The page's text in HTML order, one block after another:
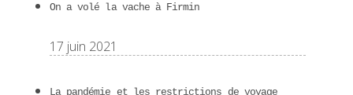
On a volé la vache à Firmin
17 juin 2021
La pandémie et les restrictions de voyage